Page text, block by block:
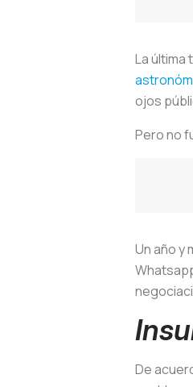
La última
ojos
Pero no
Un año y
De